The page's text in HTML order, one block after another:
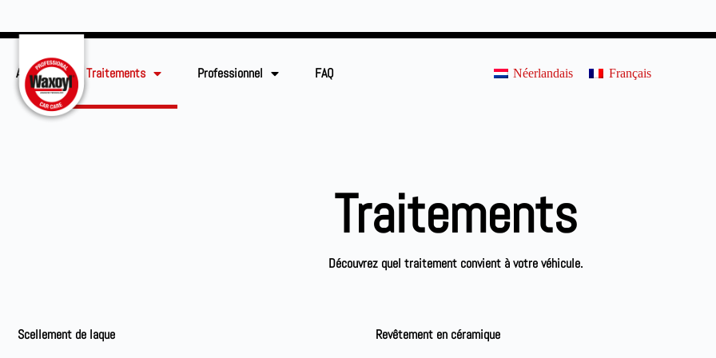
Accueil Traitements Professionnel FAQ Néerlandais Français
Traitements
Découvrez quel traitement convient à votre véhicule.
Scellement de laque Revêtement en céramique